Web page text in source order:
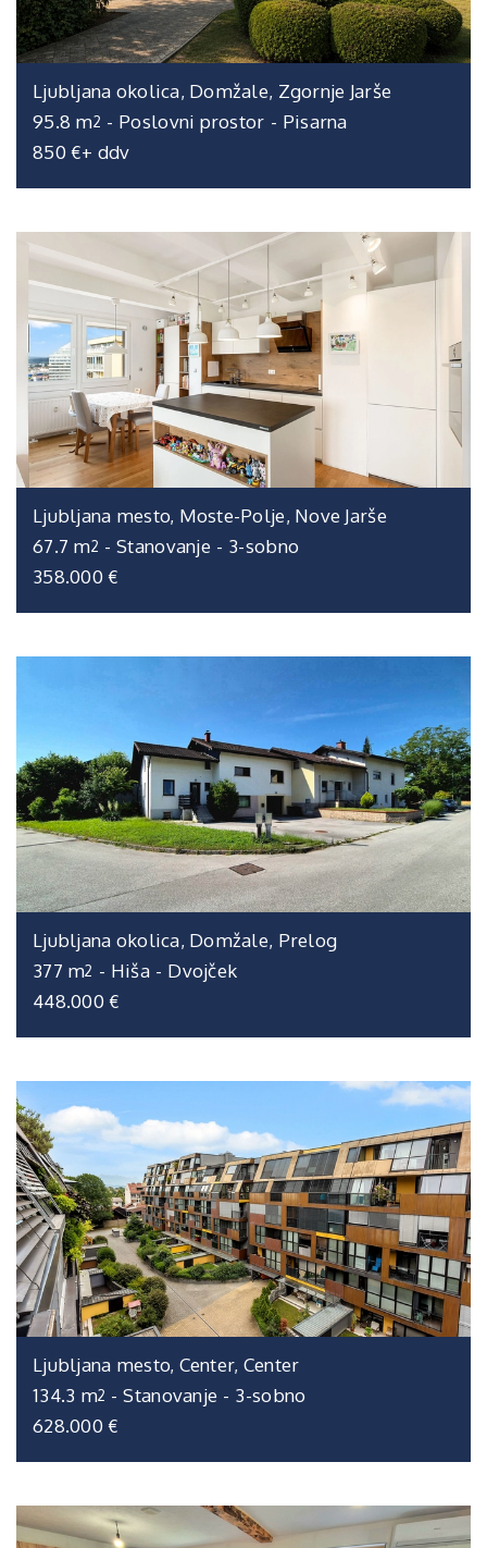
Ljubljana okolica, Domžale, Zgornje Jarše
95.8 m2 - Poslovni prostor - Pisarna
850 €+ ddv
Ljubljana mesto, Moste-Polje, Nove Jarše
67.7 m2 - Stanovanje - 3-sobno
358.000 €
Ljubljana okolica, Domžale, Prelog
377 m2 - Hiša - Dvojček
448.000 €
Ljubljana mesto, Center, Center
134.3 m2 - Stanovanje - 3-sobno
628.000 €